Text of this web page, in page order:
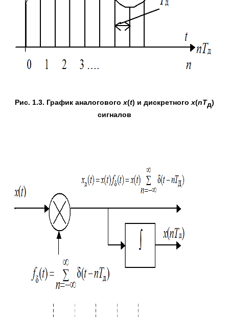
Рис. 1.3. График аналогового х(t) и дискретного х(nTд)
сигналов